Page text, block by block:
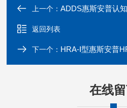
上一个：ADDS惠斯安普认知障
返回列表
下一个： HRA-Ⅰ型惠斯安普
在线